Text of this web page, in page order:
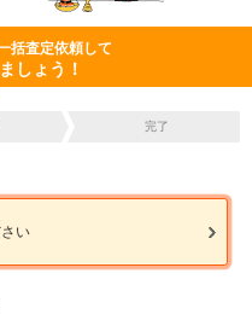
括査定依頼して
しょう！
完了
い